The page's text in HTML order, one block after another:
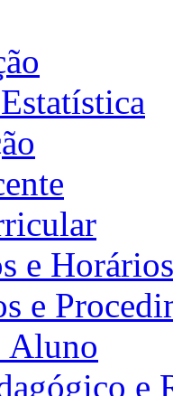
e Horários
e
Aluno
e